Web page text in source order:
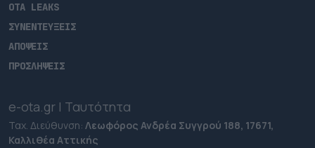
OTA LEAKS
ΣΥΝΕΝΤΕΥΞΕΙΣ
ΑΠΟΨΕΙΣ
ΠΡΟΣΛΗΨΕΙΣ
e-ota.gr | Ταυτότητα
Ταχ. Διεύθυνση: Λεωφόρος Ανδρέα Συγγρού 188, 17671,
Καλλιθέα Αττικής